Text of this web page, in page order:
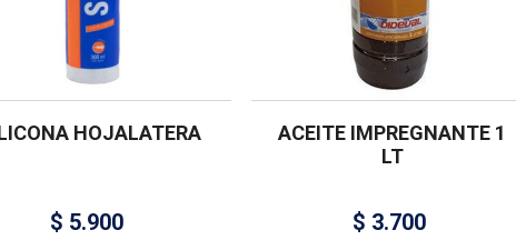
HOJALATERA
$ 5.900
ACEITE IMPREGNANTE 1
LT
$ 3.700